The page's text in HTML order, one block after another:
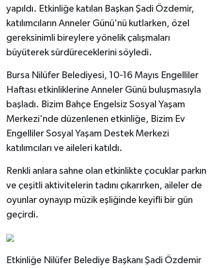
yapıldı. Etkinliğe katılan Başkan Şadi Özdemir,
katılımcıların Anneler Günü'nü kutlarken, özel
gereksinimli bireylere yönelik çalışmaları
büyüterek sürdüreceklerini söyledi.
Bursa Nilüfer Belediyesi, 10-16 Mayıs Engelliler
Haftası etkinliklerine Anneler Günü buluşmasıyla
başladı. Bizim Bahçe Engelsiz Sosyal Yaşam
Merkezi'nde düzenlenen etkinliğe, Bizim Ev
Engelliler Sosyal Yaşam Destek Merkezi
katılımcıları ve aileleri katıldı.
Renkli anlara sahne olan etkinlikte çocuklar parkın
ve çeşitli aktivitelerin tadını çıkarırken, aileler de
oyunlar oynayıp müzik eşliğinde keyifli bir gün
geçirdi.
Etkinliğe Nilüfer Belediye Başkanı Şadi Özdemir